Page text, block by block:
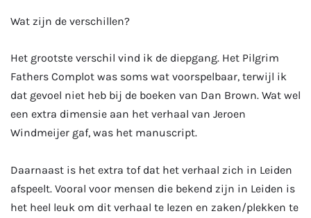
Wat zijn de verschillen?
Het grootste verschil vind ik de diepgang. Het Pilgrim
Fathers Complot was soms wat voorspelbaar, terwijl ik
dat gevoel niet heb bij de boeken van Dan Brown. Wat wel
een extra dimensie aan het verhaal van Jeroen
Windmeijer gaf, was het manuscript.
Daarnaast is het extra tof dat het verhaal zich in Leiden
afspeelt. Vooral voor mensen die bekend zijn in Leiden is
het heel leuk om dit verhaal te lezen en zaken/plekken te